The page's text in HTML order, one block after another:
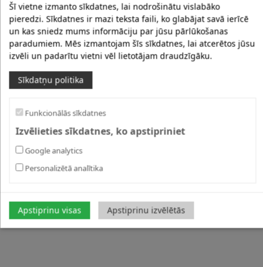
Šī vietne izmanto sīkdatnes, lai nodrošinātu vislabāko
pieredzi. Sīkdatnes ir mazi teksta faili, ko glabājat savā ierīcē
un kas sniedz mums informāciju par jūsu pārlūkošanas
paradumiem. Mēs izmantojam šīs sīkdatnes, lai atcerētos jūsu
izvēli un padarītu vietni vēl lietotājam draudzīgāku.
Sīkdatņu politika
Funkcionālās sīkdatnes
Izvēlieties sīkdatnes, ko apstipriniet
Google analytics
Personalizētā analītika
Apstiprinu visas Apstiprinu izvēlētās